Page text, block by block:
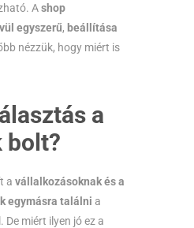
Ashop
egyszerű, beállítása
nézzük, hogy miért is
a
bolt?
a vállalkozásoknak és a
egymásra találni a
miért ilyen jó ez a